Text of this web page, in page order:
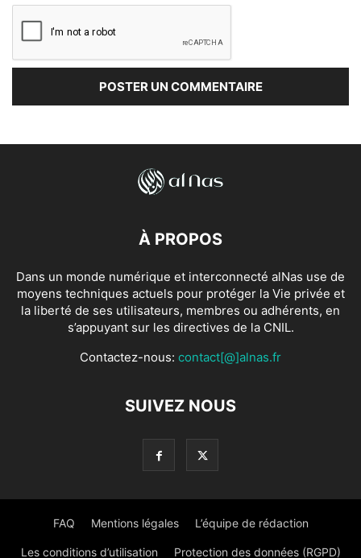
À PROPOS
Dans un monde numérique et interconnecté alNas use de
moyens techniques actuels pour protéger la Vie privée et
la liberté de ses utilisateurs, membres ou adhérents, en
s’appuyant sur les directives de la CNIL.
Contactez-nous: contact[@]alnas.fr
SUIVEZ NOUS
FAQ Mentions légales L’équipe de rédaction
Les conditions d’utilisation Protection des données (RGPD)